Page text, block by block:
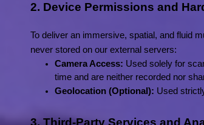
2. Device Permissions and
To deliver an immersive, spatial, and fluid
never stored on our external servers:
Camera Access: Used solely for
time and are neither recorded nor
Geolocation (Optional): Used
3. Third-Party Services and